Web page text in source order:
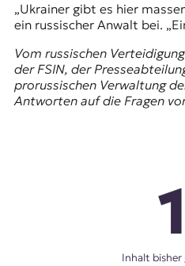
„Ukrainer gibt es hier
ein russischer Anwalt bei.
Vom russischen
der FSIN, der
prorussischen Verwaltung
Antworten auf die Fragen
1
Inhalt bisher